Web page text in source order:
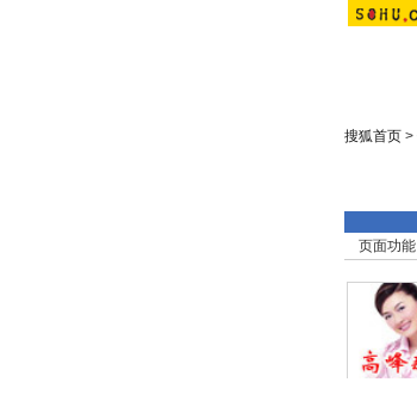
搜狐首页>
页面功能